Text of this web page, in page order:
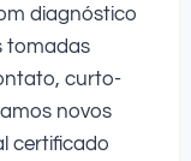
diagnóstico
tomadas
curto-
novos
certificado